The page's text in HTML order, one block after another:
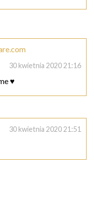
30 kwietnia 2020 21:16
♥
30 kwietnia 2020 21:51